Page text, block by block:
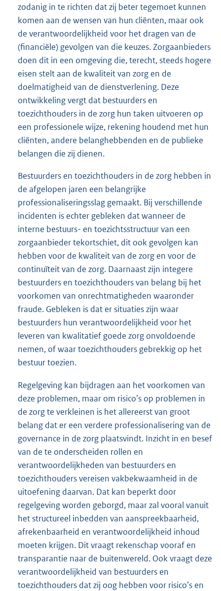
zodanig in te richten dat zij beter tegemoet kunnen
komen aan de wensen van hun cliënten, maar ook
de verantwoordelijkheid voor het dragen van de
(financiële) gevolgen van die keuzes. Zorgaanbieders
doen dit in een omgeving die, terecht, steeds hogere
eisen stelt aan de kwaliteit van zorg en de
doelmatigheid van de dienstverlening. Deze
ontwikkeling vergt dat bestuurders en
toezichthouders in de zorg hun taken uitvoeren op
een professionele wijze, rekening houdend met hun
cliënten, andere belanghebbenden en de publieke
belangen die zij dienen.
Bestuurders en toezichthouders in de zorg hebben in
de afgelopen jaren een belangrijke
professionaliseringsslag gemaakt. Bij verschillende
incidenten is echter gebleken dat wanneer de
interne bestuurs- en toezichtsstructuur van een
zorgaanbieder tekortschiet, dit ook gevolgen kan
hebben voor de kwaliteit van de zorg en voor de
continuïteit van de zorg. Daarnaast zijn integere
bestuurders en toezichthouders van belang bij het
voorkomen van onrechtmatigheden waaronder
fraude. Gebleken is dat er situaties zijn waar
bestuurders hun verantwoordelijkheid voor het
leveren van kwalitatief goede zorg onvoldoende
nemen, of waar toezichthouders gebrekkig op het
bestuur toezien.
Regelgeving kan bijdragen aan het voorkomen van
deze problemen, maar om risico’s op problemen in
de zorg te verkleinen is het allereerst van groot
belang dat er een verdere professionalisering van de
governance in de zorg plaatsvindt. Inzicht in en besef
van de te onderscheiden rollen en
verantwoordelijkheden van bestuurders en
toezichthouders vereisen vakbekwaamheid in de
uitoefening daarvan. Dat kan beperkt door
regelgeving worden geborgd, maar zal vooral vanuit
het structureel inbedden van aanspreekbaarheid,
afrekenbaarheid en verantwoordelijkheid inhoud
moeten krijgen. Dit vraagt rekenschap vooraf en
transparantie naar de buitenwereld. Ook vraagt deze
verantwoordelijkheid van bestuurders en
toezichthouders dat zij oog hebben voor risico’s en